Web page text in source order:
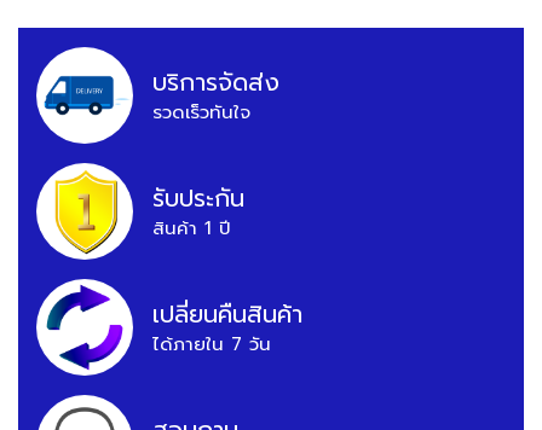
บริการจัดส่ง
รวดเร็วทันใจ
รับประกัน
สินค้า 1 ปี
เปลี่ยนคืนสินค้า
ได้ภายใน 7 วัน